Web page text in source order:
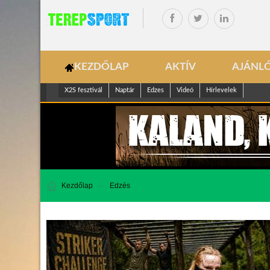
KEZDŐLAP AKTÍV
X2S fesztivál Naptár Edzes Videó Hírlevelek
Kezdőlap Edzés